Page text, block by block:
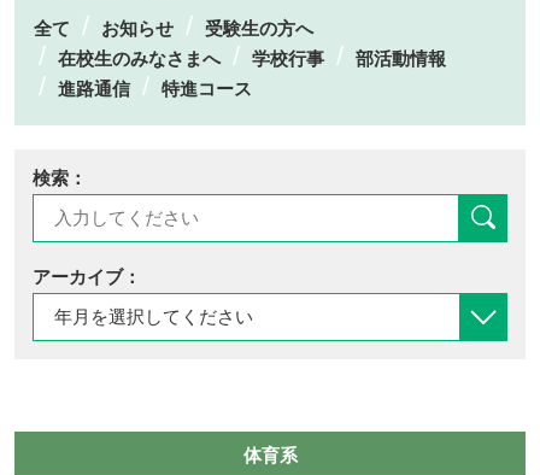
全て
お知らせ
受験生の方へ
在校生のみなさまへ
学校行事
部活動情報
進路通信
特進コース
検索：
アーカイブ：
体育系